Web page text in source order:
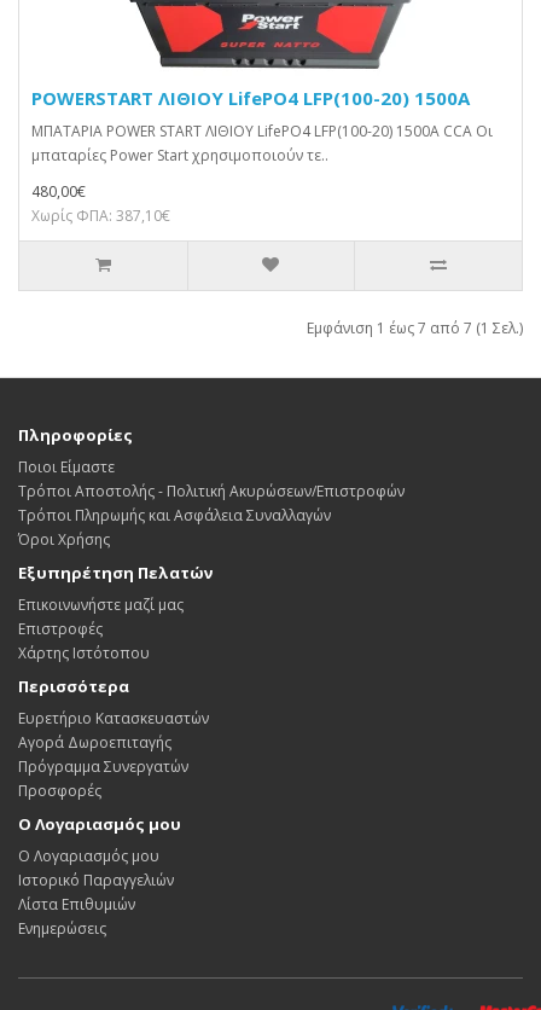
POWERSTART ΛΙΘΙΟΥ LifePO4 LFP(100-20) 1500A
ΜΠΑΤΑΡΙΑ POWER START ΛΙΘΙΟΥ LifePO4 LFP(100-20) 1500A CCA Οι
μπαταρίες Power Start χρησιμοποιούν τε..
480,00€
Χωρίς ΦΠΑ: 387,10€
Εμφάνιση 1 έως 7 από 7 (1 Σελ.)
Πληροφορίες
Ποιοι Είμαστε
Τρόποι Αποστολής - Πολιτική Ακυρώσεων/Επιστροφών
Τρόποι Πληρωμής και Ασφάλεια Συναλλαγών
Όροι Χρήσης
Εξυπηρέτηση Πελατών
Επικοινωνήστε μαζί μας
Επιστροφές
Χάρτης Ιστότοπου
Περισσότερα
Ευρετήριο Κατασκευαστών
Αγορά Δωροεπιταγής
Πρόγραμμα Συνεργατών
Προσφορές
Ο Λογαριασμός μου
Ο Λογαριασμός μου
Ιστορικό Παραγγελιών
Λίστα Επιθυμιών
Ενημερώσεις